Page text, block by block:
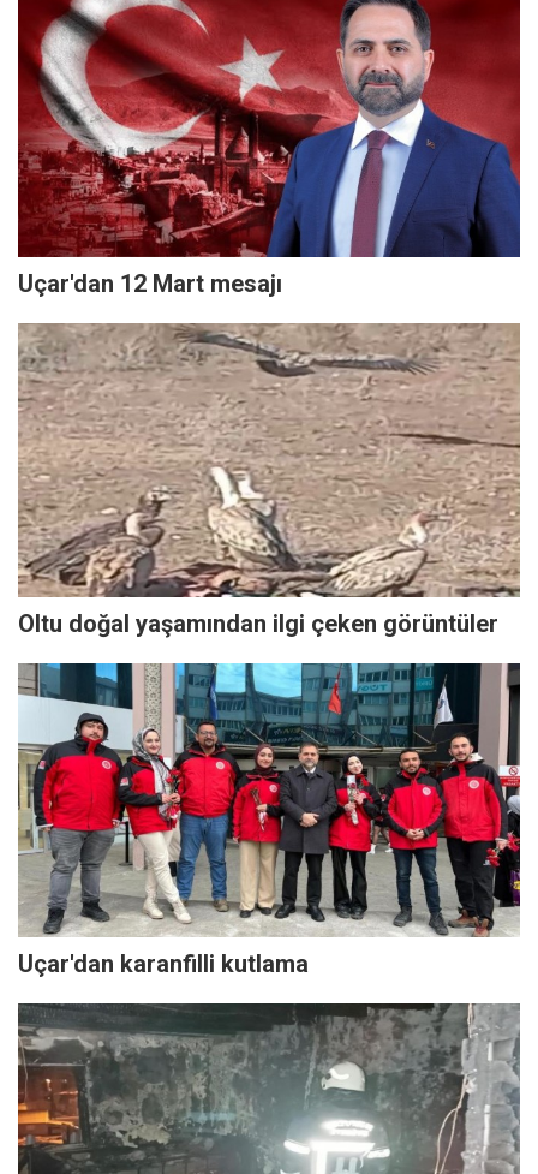
Uçar'dan 12 Mart mesajı
Oltu doğal yaşamından ilgi çeken görüntüler
Uçar'dan karanfilli kutlama